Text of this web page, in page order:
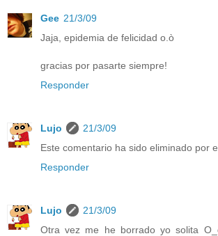
Gee 21/3/09
Jaja, epidemia de felicidad o.ò
gracias por pasarte siempre!
Responder
Lujo
21/3/09
Este comentario ha sido eliminado por
Responder
Lujo
21/3/09
Otra vez me he borrado yo solita